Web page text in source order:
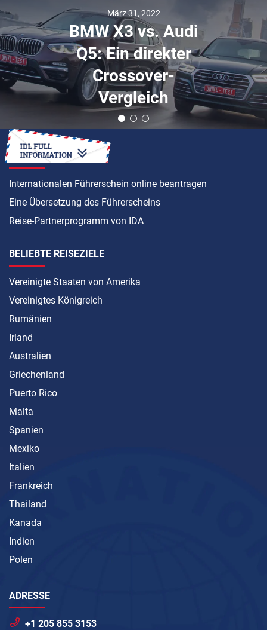
März 31, 2022
BMW X3 vs. Audi
Q5: Ein direkter
Crossover-
Vergleich
ANLEITUNG
Internationalen Führerschein online beantragen
Eine Übersetzung des Führerscheins
Reise-Partnerprogramm von IDA
BELIEBTE REISEZIELE
Vereinigte Staaten von Amerika
Vereinigtes Königreich
Rumänien
Irland
Australien
Griechenland
Puerto Rico
Malta
Spanien
Mexiko
Italien
Frankreich
Thailand
Kanada
Indien
Polen
ADRESSE
+1 205 855 3153